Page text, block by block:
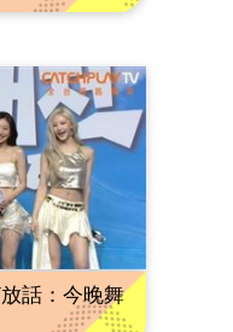
話：今晚舞